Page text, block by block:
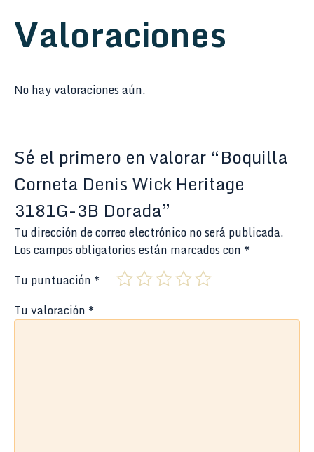
Valoraciones
No hay valoraciones aún.
Sé el primero en valorar “Boquilla
Corneta Denis Wick Heritage
3181G-3B Dorada”
Tu dirección de correo electrónico no será publicada.
Los campos obligatorios están marcados con *
Tu puntuación *
Tu valoración *